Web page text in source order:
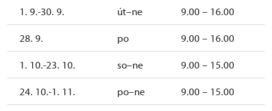
1. 9.-30. 9. út–ne 9.00 – 16.00
28. 9. po 9.00 – 16.00
1. 10.-23. 10. so–ne 9.00 – 15.00
24. 10.-1. 11. po–ne 9.00 – 15.00